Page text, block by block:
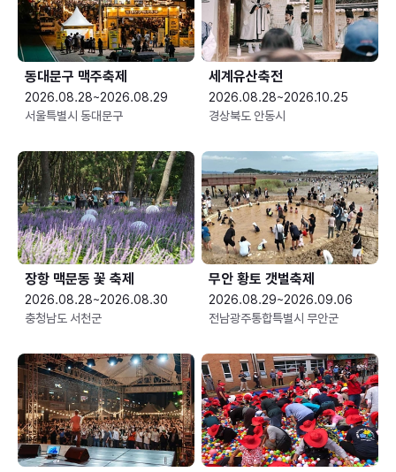
동대문구 맥주축제
2026.08.28~2026.08.29
서울특별시 동대문구
세계유산축전
2026.08.28~2026.10.25
경상북도 안동시
장항 맥문동 꽃 축제
2026.08.28~2026.08.30
충청남도 서천군
무안 황토 갯벌축제
2026.08.29~2026.09.06
전남광주통합특별시 무안군